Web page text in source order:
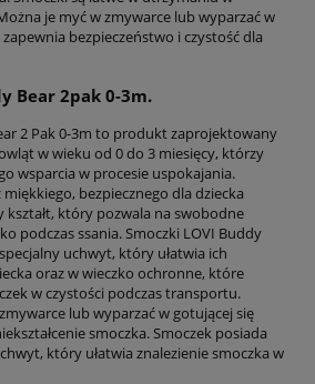
je myć w zmywarce lub wyparzać w
bezpieczeństwo i czystość dla
Bear 2pak 0-3m.
2 Pak 0-3m to produkt zaprojektowany
w wieku od 0 do 3 miesięcy, którzy
wsparcia w procesie uspokajania.
bezpiecznego dla dziecka
kształt, który pozwala na swobodne
podczas ssania. Smoczki LOVI Buddy
uchwyt, który ułatwia ich
oraz w wieczko ochronne, które
w czystości podczas transportu.
lub wyparzać w gotującej się
smoczka. Smoczek posiada
który ułatwia znalezienie smoczka w